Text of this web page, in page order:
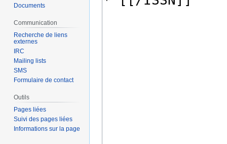
Documents
Communication
Recherche de liens
externes
IRC
Mailing lists
SMS
Formulaire de contact
Outils
Pages liées
Suivi des pages liées
Informations sur la page